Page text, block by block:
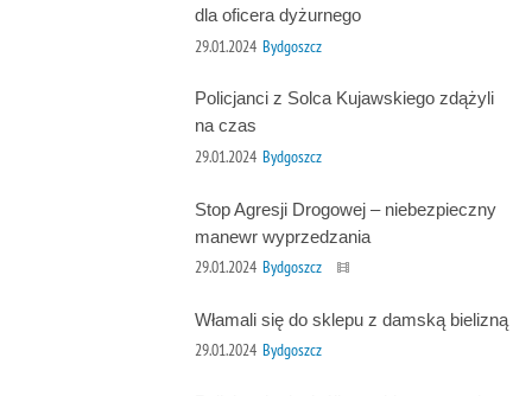
dla oficera dyżurnego
29.01.2024 Bydgoszcz
Policjanci z Solca Kujawskiego zdążyli
na czas
29.01.2024 Bydgoszcz
Stop Agresji Drogowej – niebezpieczny
manewr wyprzedzania
29.01.2024 Bydgoszcz
Włamali się do sklepu z damską bielizną
29.01.2024 Bydgoszcz